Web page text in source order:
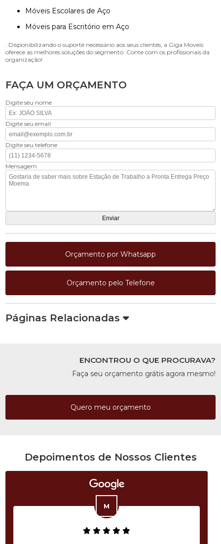
Móveis Escolares de Aço
Móveis para Escritório em Aço
. Disponibilizando o suporte necessário aos seus clientes, a Giga Moveis
oferece as melhores soluções do segmento. Conte com os profissionais da
organização!
FAÇA UM ORÇAMENTO
Digite seu nome
Digite seu email
Digite seu telefone
Mensagem
Orçamento por Whatsapp
Orçamento pelo Telefone
Páginas Relacionadas
ENCONTROU O QUE PROCURAVA?
Faça seu orçamento grátis agora mesmo!
Quero meu orçamento
Depoimentos de Nossos Clientes